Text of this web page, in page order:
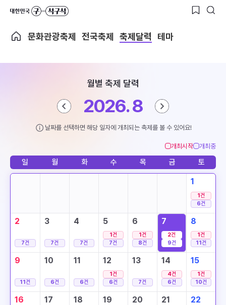
문화관광축제 전국축제 축제달력 테마
월별 축제 달력
2026. 8
날짜를 선택하면 해당 일자에 개최되는 축제를 볼 수 있어요!
개최시작 개최중
일 월 화 수 목 금 토
1
1건
6건
2
7건
3
7건
4
7건
5
1건
7건
6
1건
8건
7
2건
9건
8
1건
11건
9
11건
10
6건
11
6건
12
1건
6건
13
7건
14
4건
6건
15
1건
10건
16 17 18 19 20 21 22